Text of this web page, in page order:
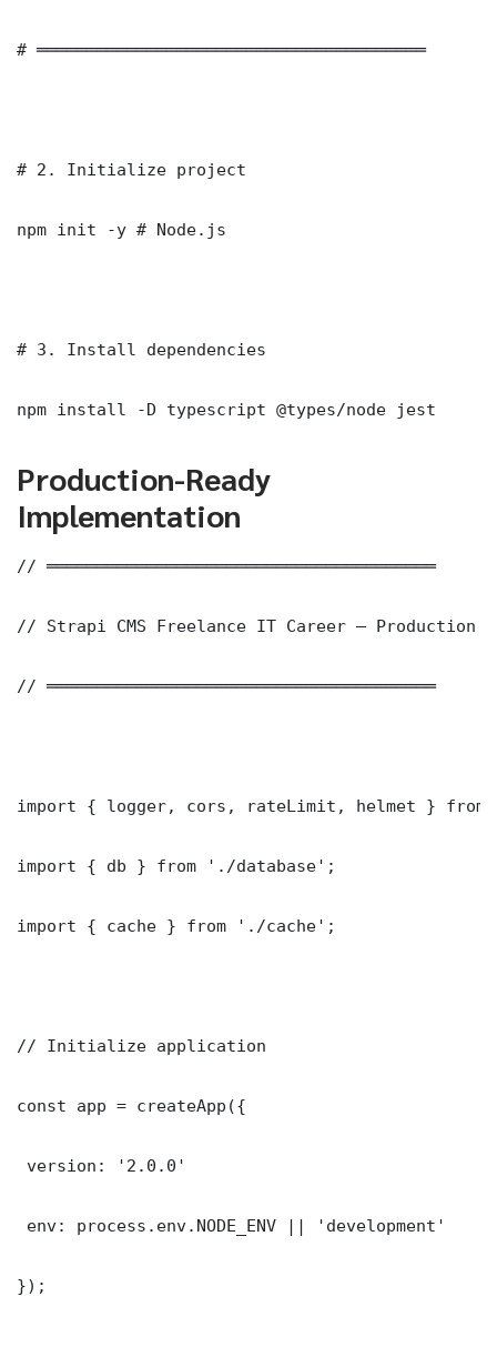
# ═══════════════════════════════════════
# 2. Initialize project
npm init -y # Node.js
# 3. Install dependencies
npm install -D typescript @types/node jest
Production-Ready
Implementation
// ═══════════════════════════════════════
// Strapi CMS Freelance IT Career — Production
// ═══════════════════════════════════════
import { logger, cors, rateLimit, helmet } from
import { db } from './database';
import { cache } from './cache';
// Initialize application
const app = createApp({
version: '2.0.0'
env: process.env.NODE_ENV || 'development'
});